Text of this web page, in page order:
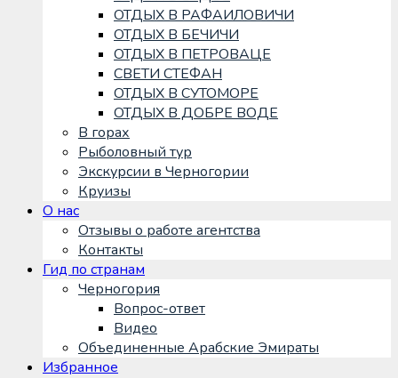
ОТДЫХ В РАФАИЛОВИЧИ
ОТДЫХ В БЕЧИЧИ
ОТДЫХ В ПЕТРОВАЦЕ
СВЕТИ СТЕФАН
ОТДЫХ В СУТОМОРЕ
ОТДЫХ В ДОБРЕ ВОДЕ
В горах
Рыболовный тур
Экскурсии в Черногории
Круизы
О нас
Отзывы о работе агентства
Контакты
Гид по странам
Черногория
Вопрос-ответ
Видео
Объединенные Арабские Эмираты
Избранное